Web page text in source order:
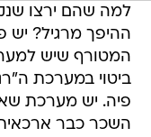
למה שהם ירצו
ההיפך מרגיל? יש
המטורף שיש
ביטוי במערכת
פיה. יש מערכת
השכר כבר